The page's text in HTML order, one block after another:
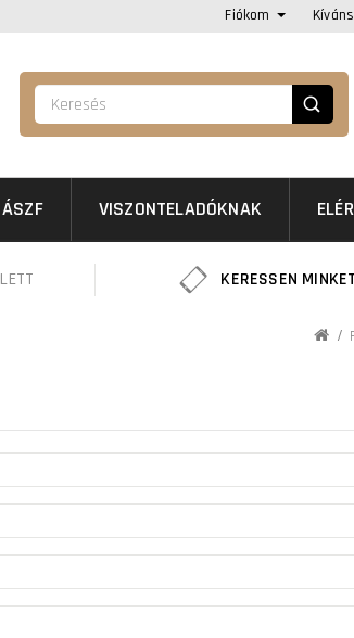
Fiókom
ÁSZF VISZONTELADÓKNAK
KERESSEN